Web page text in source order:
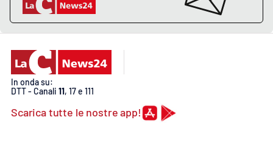
In onda su:
DTT - Canali 11, 17 e 111
Scarica tutte le nostre app!